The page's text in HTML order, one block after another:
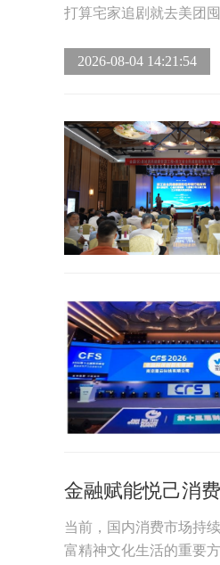
打算宅家追剧就去美团
2026-08-04 14:21:54
金融赋能悦己消
当前，国内消费市场持
富精神文化生活的重要